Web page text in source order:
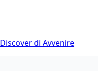
di Avvenire